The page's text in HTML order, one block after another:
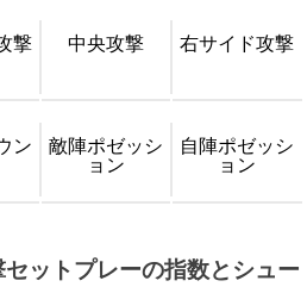
撃 中央攻撃 右サイド攻撃
ン
敵陣ポゼッシ
ョン
自陣ポゼッシ
ョン
ットプレーの指数とシュー